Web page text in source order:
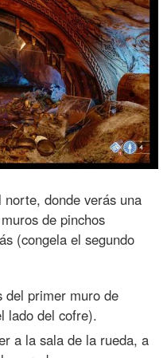
donde verás una
de pinchos
(congela el segundo
del primer muro de
lado del cofre).
a la sala de la rueda, a